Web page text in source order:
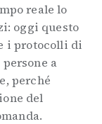
reale lo
oggi questo
i protocolli di
a
perché
del